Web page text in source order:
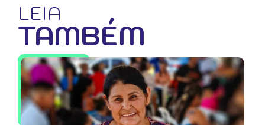
LEIA
TAMBÉM